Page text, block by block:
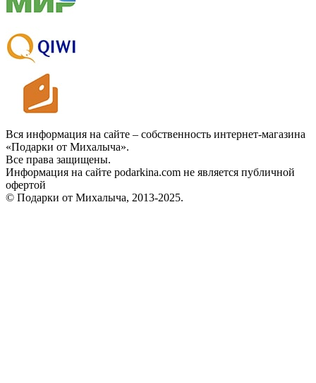
Вся информация на сайте – собственность интернет-магазина
«Подарки от Михалыча».
Все права защищены.
Информация на сайте podarkina.com не является публичной
офертой
© Подарки от Михалыча, 2013-2025.